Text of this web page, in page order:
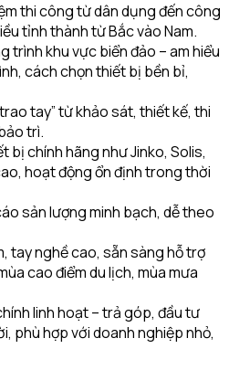
thi công từ dân dụng đến công
tỉnh thành từ Bắc vào Nam.
trình khu vực biển đảo – am hiểu
cách chọn thiết bị bền bỉ,
tay” từ khảo sát, thiết kế, thi
trì.
bị chính hãng như Jinko, Solis,
hoạt động ổn định trong thời
sản lượng minh bạch, dễ theo
tay nghề cao, sẵn sàng hỗ trợ
cao điểm du lịch, mùa mưa
linh hoạt – trả góp, đầu tư
phù hợp với doanh nghiệp nhỏ,